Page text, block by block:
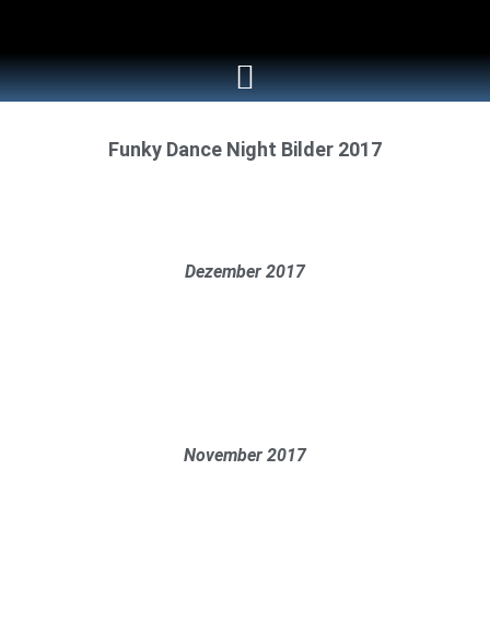
Funky Dance Night Bilder 2017
Dezember 2017
November 2017